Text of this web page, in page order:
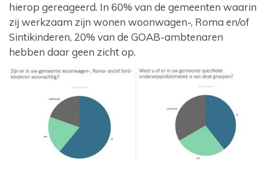
hierop gereageerd. In 60% van de gemeenten waarin
zij werkzaam zijn wonen woonwagen-, Roma en/of
Sintikinderen, 20% van de GOAB-ambtenaren
hebben daar geen zicht op.